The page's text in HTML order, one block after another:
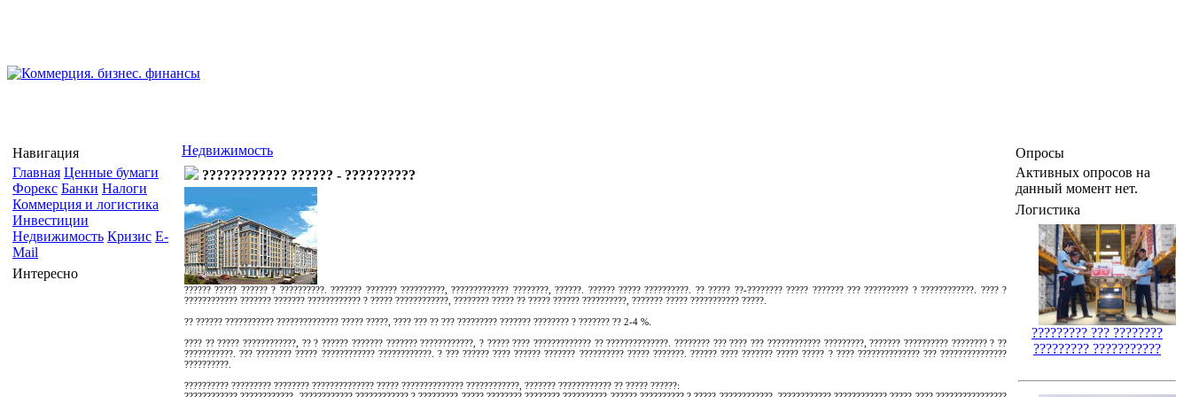
Навигация
Главная Ценные бумаги
Форекс Банки Налоги
Коммерция и логистика
Инвестиции
Недвижимость Кризис E-
Mail
Интересно
Недвижимость
???????????? ?????? - ??????????
?????? ????? ?????? ? ??????????. ??????? ??????? ??????????, ????????????? ????????, ??????. ?????? ????? ??????????. ?? ????? ??-???????? ????? ??????? ??? ?????????? ? ????????????. ???? ?
???????????? ??????? ??????? ???????????? ? ????? ????????????, ???????? ????? ?? ????? ?????? ??????????, ??????? ????? ??????????? ?????.
?? ?????? ??????????? ?????????????? ????? ?????, ???? ??? ?? ??? ????????? ??????? ???????? ? ??????? ?? 2-4 %.
???? ?? ????? ????????????, ?? ? ?????? ??????? ??????? ????????????, ? ????? ???? ????????????? ?? ??????????????. ???????? ??? ???? ??? ???????????? ?????????, ??????? ?????????? ???????? ? ??
???????????. ??? ???????? ????? ???????????? ????????????. ? ??? ?????? ???? ?????? ??????? ?????????? ????? ???????. ?????? ???? ??????? ????? ????? ? ???? ?????????????? ??? ???????????????
??????????.
?????????? ????????? ???????? ?????????????? ????? ?????????????? ????????????, ??????? ???????????? ?? ????? ??????:
Опросы
Активных опросов на
данный момент нет.
Логистика
????????? ??? ????????
????????? ???????????